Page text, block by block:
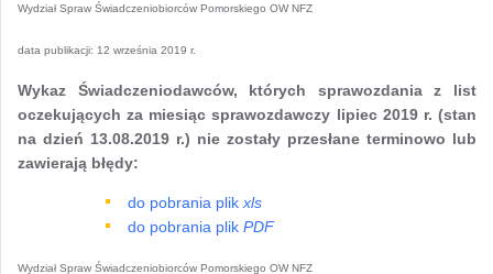
Wydział Spraw Świadczeniobiorców Pomorskiego OW NFZ
data publikacji: 12 września 2019 r.
Wykaz Świadczeniodawców, których sprawozdania z list
oczekujących za miesiąc sprawozdawczy lipiec 2019 r. (stan
na dzień 13.08.2019 r.) nie zostały przesłane terminowo lub
zawierają błędy:
do pobrania plik xls
do pobrania plik PDF
Wydział Spraw Świadczeniobiorców Pomorskiego OW NFZ